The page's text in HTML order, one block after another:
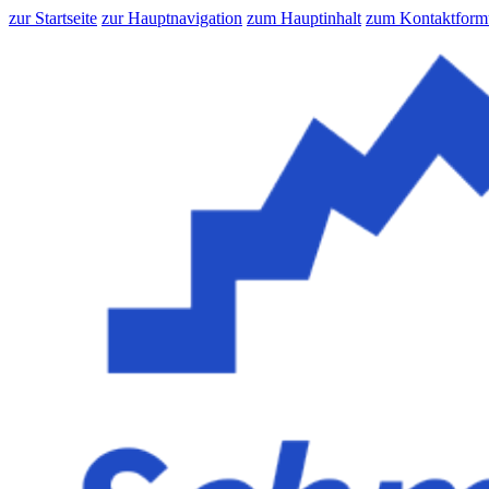
zur Startseite zur Hauptnavigation zum Hauptinhalt zum